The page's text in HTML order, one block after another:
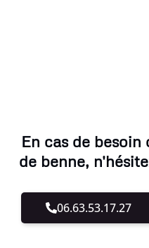
En cas de
de benne,
06.63.53.17.27